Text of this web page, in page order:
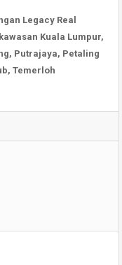
Legacy Real
Kuala Lumpur,
Putrajaya, Petaling
Temerloh